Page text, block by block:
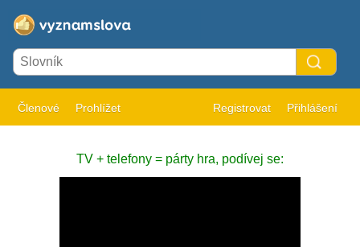
Členové Prohlížet Registrovat Přihlášení
TV + telefony = párty hra, podívej se: